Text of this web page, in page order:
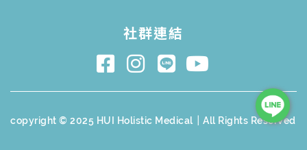
社群連結
copyright © 2025 HUI Holistic Medical｜All Rights Reserved